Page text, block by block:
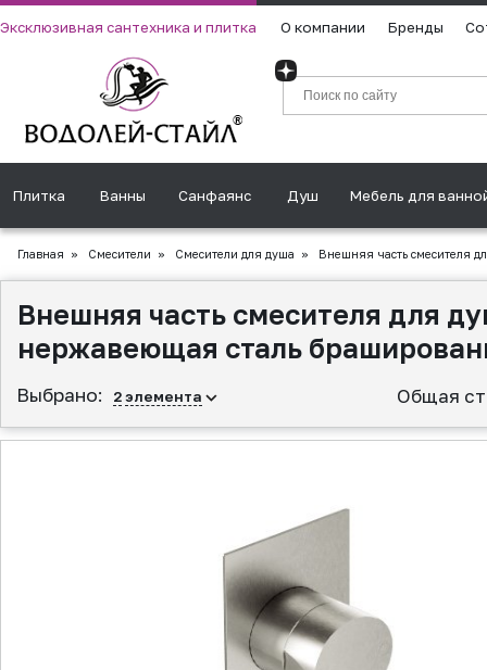
Эксклюзивная сантехника и плитка О компании Бренды
Плитка Ванны Санфаянс Душ Мебель для
Главная » Смесители » Смесители для душа » Внешняя часть смесителя
Внешняя часть смесителя для
нержавеющая сталь
Выбрано: 2элемента Общая